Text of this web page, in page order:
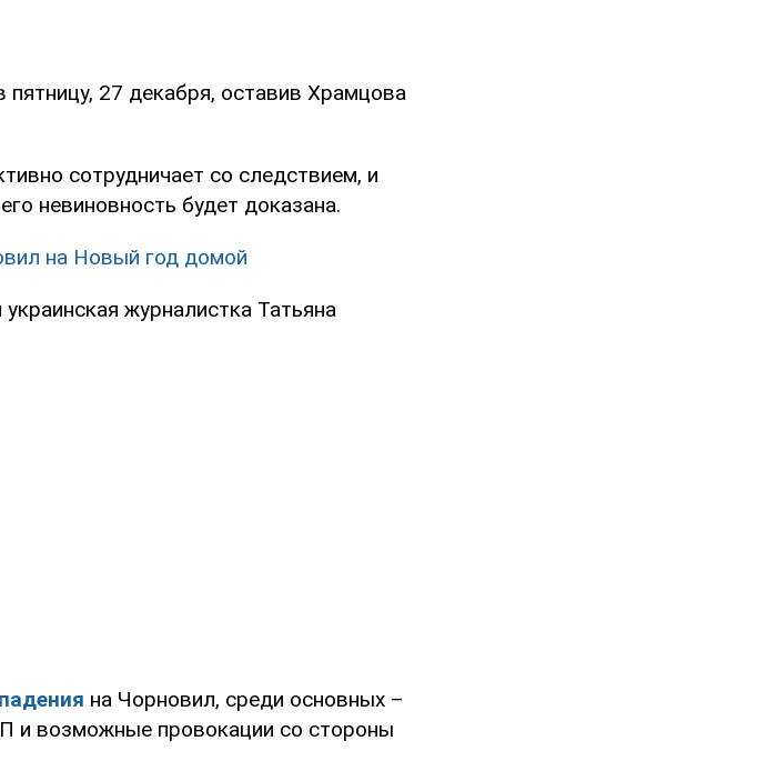
27 декабря, оставив Храмцова
сотрудничает со следствием, и
невиновность будет доказана.
на Новый год домой
журналистка Татьяна
на Чорновил, среди основных –
и возможные провокации со стороны